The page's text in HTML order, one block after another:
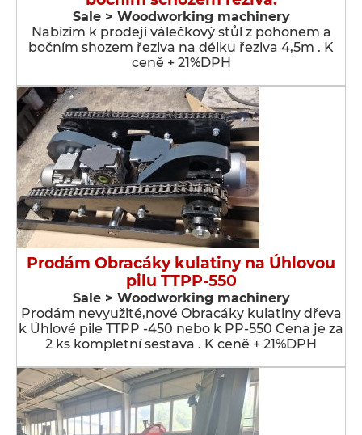
Sale > Woodworking machinery
Nabízím k prodeji válečkový stůl z pohonem a
bočním shozem řeziva na délku řeziva 4,5m . K
ceně + 21%DPH
Prodám Obracáky kulatiny na Úhlovou
pilu TTPP-550
Sale > Woodworking machinery
Prodám nevyužité,nové Obracáky kulatiny dřeva
k Úhlové pile TTPP -450 nebo k PP-550 Cena je za
2 ks kompletní sestava . K ceně + 21%DPH